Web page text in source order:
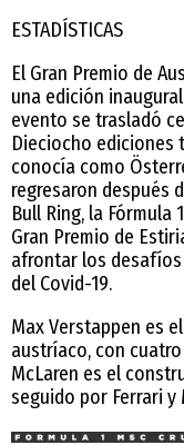
ESTADÍSTICAS
El Gran Premio de
una edición
evento se trasladó
Dieciocho ediciones
conocía como
regresaron después
Bull Ring, la
Gran Premio de
afrontar los
del Covid-19.
Max Verstappen es
austríaco, con
McLaren es el
seguido por Ferrari y